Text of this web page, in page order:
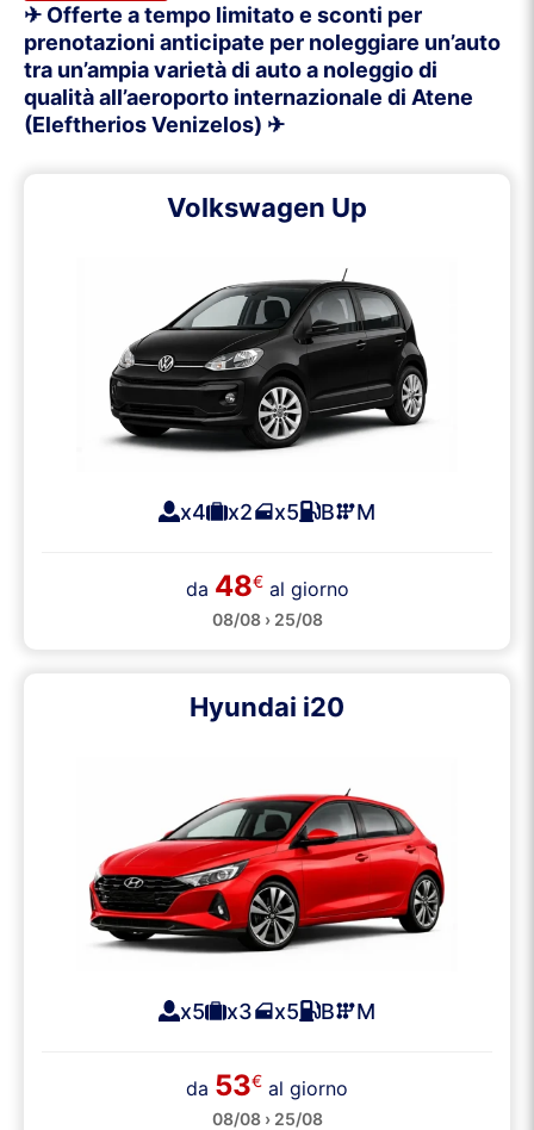
✈ Offerte a tempo limitato e sconti per
prenotazioni anticipate per noleggiare un’auto
tra un’ampia varietà di auto a noleggio di
qualità all’aeroporto internazionale di Atene
(Eleftherios Venizelos) ✈
Volkswagen Up
x4 x2 x5 B M
da 48€al giorno
08/08 › 25/08
Hyundai i20
x5 x3 x5 B M
da 53€ al giorno
08/08 › 25/08